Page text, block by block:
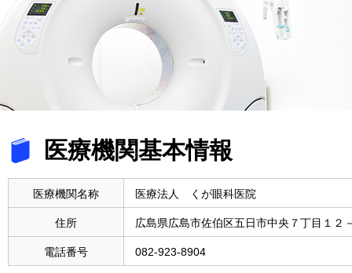
医療機関基本情報
医療機関名称 医療法人 くが眼科医院
住所 広島県広島市佐伯区五日市中央７丁目１２
電話番号 082-923-8904